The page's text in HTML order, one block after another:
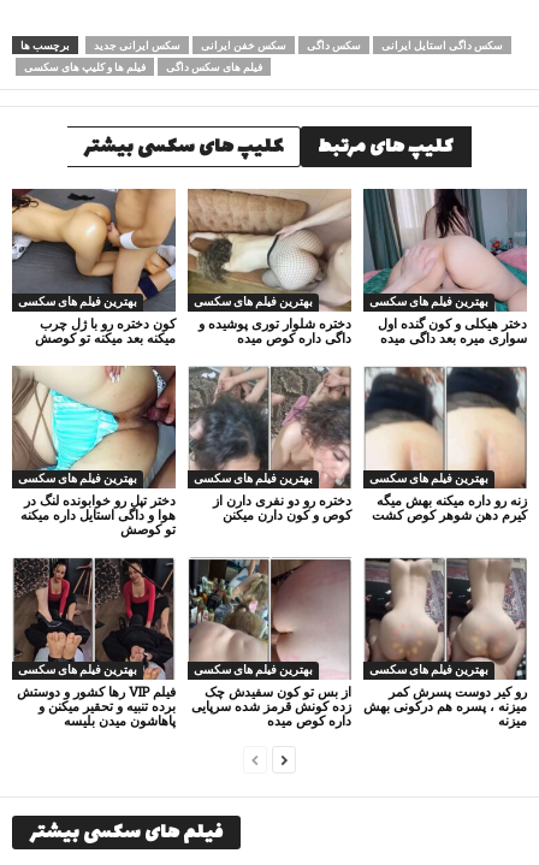
برچسب ها سکس ایرانی جدید سکس خفن ایرانی سکس داگی
سکس داگی استایل ایرانی
فیلم ها و کلیپ های سکسی
فیلم های سکس داگی
کلیپ های مرتبط کلیپ های سکسی بیشتر
بهترین فیلم های سکسی
کون دختره رو با ژل چرب
میکنه بعد میکنه تو کوصش
بهترین فیلم های سکسی
دختره شلوار توری پوشیده و
داگی داره کوص میده
بهترین فیلم های سکسی
دختر هیکلی و کون گنده اول
سواری میره بعد داگی میده
بهترین فیلم های سکسی
دختر تپل رو خوابونده لنگ در
هوا و داگی استایل داره میکنه
تو کوصش
بهترین فیلم های سکسی
دختره رو دو نفری دارن از
کوص و کون دارن میکنن
بهترین فیلم های سکسی
زنه رو داره میکنه بهش میگه
کیرم دهن شوهر کوص کشت
بهترین فیلم های سکسی
فیلم VIP رها کشور و دوستش
برده تنبیه و تحقیر میکنن و
پاهاشون میدن بلیسه
بهترین فیلم های سکسی
از بس تو کون سفیدش چک
زده کونش قرمز شده سرپایی
داره کوص میده
بهترین فیلم های سکسی
رو کیر دوست پسرش کمر
میزنه ، پسره هم درکونی بهش
میزنه
فیلم های سکسی بیشتر